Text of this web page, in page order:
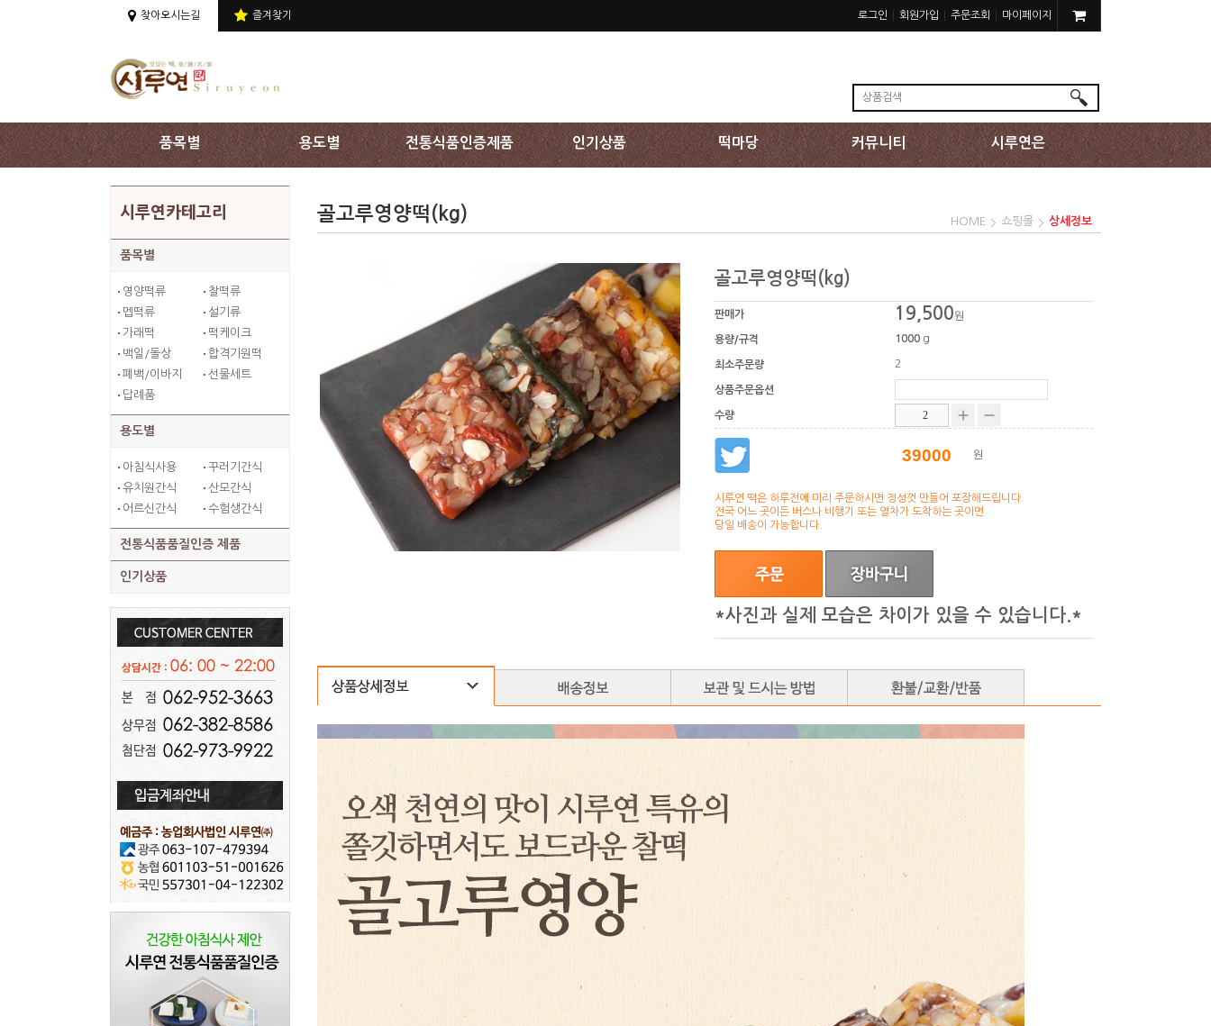
상단 주메뉴 바로가기
찾아오시는길 즐겨찾기 로그인 회원가입 주문조회 마이페이지
품목별 용도별 전통식품인증제품 인기상품 떡마당 커뮤니티 시루연은
시루연카테고리
품목별
영양떡류
찰떡류
멥떡류
설기류
가래떡
떡케이크
백일/돌상
합격기원떡
폐백/이바지
선물세트
답례품
용도별
아침식사용
꾸러기간식
유치원간식
산모간식
어르신간식
수험생간식
전통식품품질인증 제품
인기상품
골고루영양떡(kg) HOME 쇼핑몰 상세정보
골고루영양떡(kg)
판매가 19,500원
용량/규격 1000 g
최소주문량 2
상품주문옵션
수량
원
시루연 떡은 하루전에 미리 주문하시면 정성껏 만들어 포장해드립니다.
전국 어느 곳이든 버스나 비행기 또는 열차가 도착하는 곳이면
당일 배송이 가능합니다.
*사진과 실제 모습은 차이가 있을 수 있습니다.*